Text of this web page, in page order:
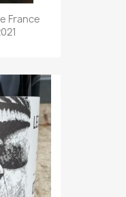
France